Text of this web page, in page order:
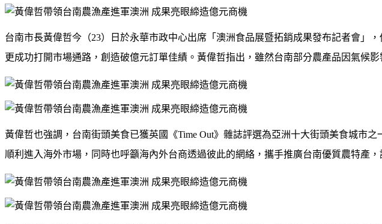
台南市長黃偉哲今（23）日於永華市政中心出席「澳洲食品展暨拓銷成果發布記者會」
更成功打開市場通路，創造破億元訂單佳績。黃偉哲指出，雖然台南部分農產品因氣候
黃偉哲也強調，台南街頭美食已獲英國《Time Out》雜誌評選為亞洲十大街頭美食城市
順利進入海外市場，同時也呼籲海內外台商透過彼此的網絡，攜手推廣台南優質農特產